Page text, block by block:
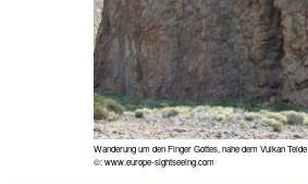
Wanderung um den Finger Gottes, nahe dem Vulkan Teide
©: www.europe-sightseeing.com